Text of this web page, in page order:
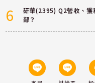
6
研華(2395) Q2營收、獲
部？